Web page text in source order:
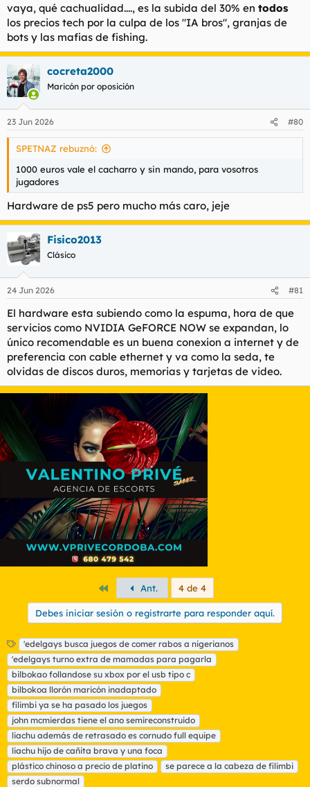
:
vaya, qué cachualidad...., es la subida del 30% en todos
los precios tech por la culpa de los "IA bros", granjas de
bots y las mafias de fishing.
cocreta2000
Maricón por oposición
23 Jun 2026 #80
SPETNAZ rebuznó:
1000 euros vale el cacharro y sin mando, para vosotros
jugadores
Hardware de ps5 pero mucho más caro, jeje
Fisico2013
Clásico
24 Jun 2026 #81
El hardware esta subiendo como la espuma, hora de que
servicios como NVIDIA GeFORCE NOW se expandan, lo
único recomendable es un buena conexion a internet y de
preferencia con cable ethernet y va como la seda, te
olvidas de discos duros, memorias y tarjetas de video.
PrimeroAnt. 4 de 4
Debes iniciar sesión o registrarte para responder aquí.
E
t
i
q
u
e
t
a
s
'edelgays busca juegos de comer rabos a nigerianos
'edelgays turno extra de mamadas para pagarla
bilbokao follandose su xbox por el usb tipo c
bilbokoa llorón maricón inadaptado
filimbi ya se ha pasado los juegos
john mcmierdas tiene el ano semireconstruido
liachu además de retrasado es cornudo full equipe
liachu hijo de cañita brava y una foca
plástico chinoso a precio de platino
se parece a la cabeza de filimbi
serdo subnormal